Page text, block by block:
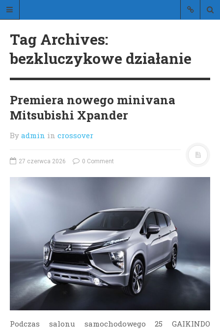
Stylistic
blog o stylowych samochodach
STRONA GŁÓWNA
Tag Archives:
bezkluczykowe działanie
Premiera nowego minivana
Mitsubishi Xpander
By admin in crossover
27 czerwca 2026 0 Comment
Podczas salonu samochodowego 25 GAIKINDO